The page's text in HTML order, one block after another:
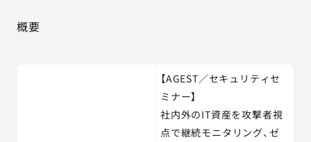
概要
【AGEST／セキュリティセ
ミナー】
社内外のIT資産を攻撃者視
点で継続モニタリング、ゼ